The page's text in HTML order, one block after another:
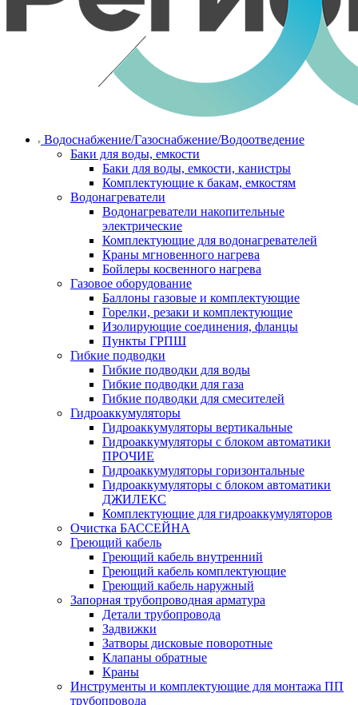
Водоснабжение/Газоснабжение/Водоотведение
Баки для воды, емкости
Баки для воды, емкости, канистры
Комплектующие к бакам, емкостям
Водонагреватели
Водонагреватели накопительные
электрические
Комплектующие для водонагревателей
Краны мгновенного нагрева
Бойлеры косвенного нагрева
Газовое оборудование
Баллоны газовые и комплектующие
Горелки, резаки и комплектующие
Изолирующие соединения, фланцы
Пункты ГРПШ
Гибкие подводки
Гибкие подводки для воды
Гибкие подводки для газа
Гибкие подводки для смесителей
Гидроаккумуляторы
Гидроаккумуляторы вертикальные
Гидроаккумуляторы с блоком автоматики
ПРОЧИЕ
Гидроаккумуляторы горизонтальные
Гидроаккумуляторы с блоком автоматики
ДЖИЛЕКС
Комплектующие для гидроаккумуляторов
Очистка БАССЕЙНА
Греющий кабель
Греющий кабель внутренний
Греющий кабель комплектующие
Греющий кабель наружный
Запорная трубопроводная арматура
Детали трубопровода
Задвижки
Затворы дисковые поворотные
Клапаны обратные
Краны
Инструменты и комплектующие для монтажа ПП
трубопровода